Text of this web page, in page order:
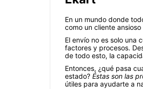
En un mundo donde
como un cliente
El envío no es solo una
factores y procesos.
de todo esto, la
Entonces, ¿qué pasa
estado? Éstas son las
útiles para ayudarte a